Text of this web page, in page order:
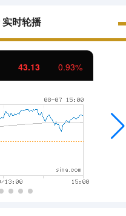
时轮播
11.37 1.01%